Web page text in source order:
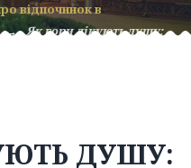
відпочинок в
→ Як гори лікують душу:
ДУШУ: